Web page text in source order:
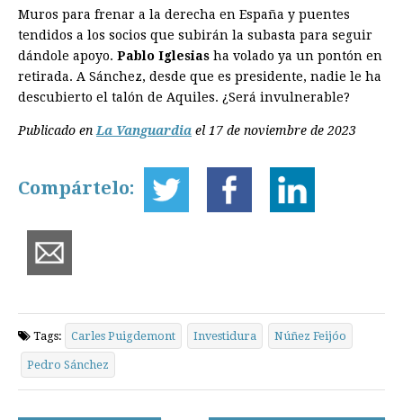
Muros para frenar a la derecha en España y puentes
tendidos a los socios que subirán la subasta para seguir
dándole apoyo. Pablo Iglesias ha volado ya un pontón en
retirada. A Sánchez, desde que es presidente, nadie le ha
descubierto el talón de Aquiles. ¿Será invulnerable?
Publicado en La Vanguardia el 17 de noviembre de 2023
Compártelo:
Tags: Carles Puigdemont Investidura Núñez Feijóo
Pedro Sánchez